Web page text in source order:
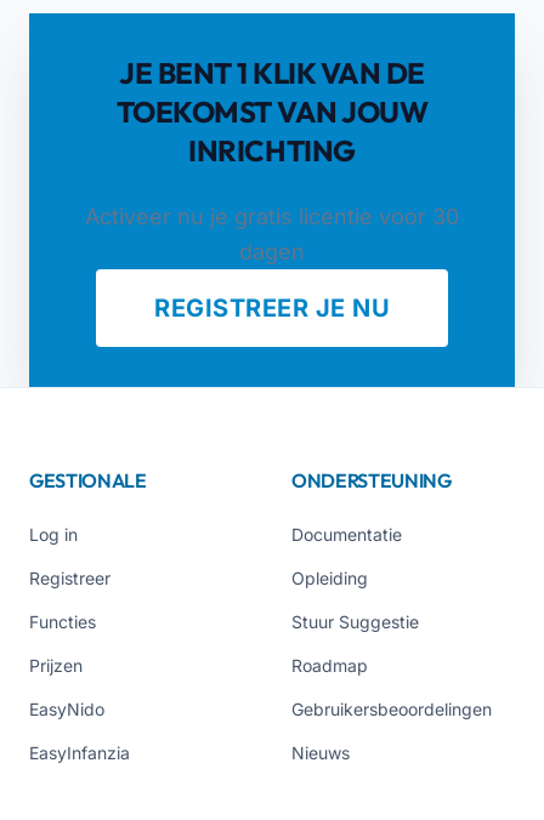
JE BENT 1 KLIK VAN DE
TOEKOMST VAN JOUW
INRICHTING
Activeer nu je gratis licentie voor 30
dagen
REGISTREER JE NU
GESTIONALE
Log in
Registreer
Functies
Prijzen
EasyNido
EasyInfanzia
ONDERSTEUNING
Documentatie
Opleiding
Stuur Suggestie
Roadmap
Gebruikersbeoordelingen
Nieuws